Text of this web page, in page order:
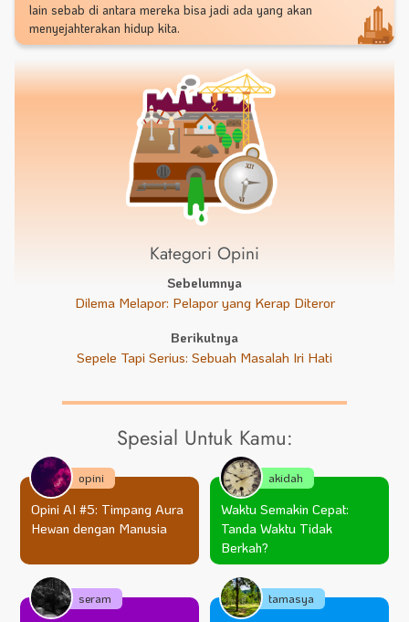
lain sebab di antara mereka bisa jadi ada yang akan
menyejahterakan hidup kita.
Kategori Opini
Sebelumnya
Dilema Melapor: Pelapor yang Kerap Diteror
Berikutnya
Sepele Tapi Serius: Sebuah Masalah Iri Hati
Spesial Untuk Kamu:
Opini AI #5: Timpang Aura
Hewan dengan Manusia
opini
Waktu Semakin Cepat:
Tanda Waktu Tidak
Berkah?
akidah
seram tamasya